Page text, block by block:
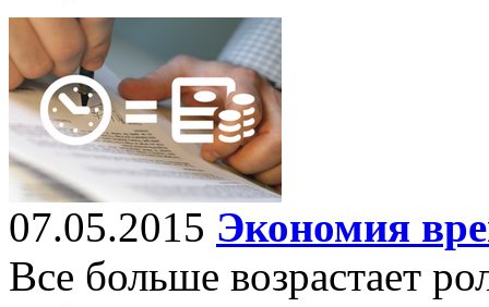
07.05.2015 Экономия
Все больше возрастает